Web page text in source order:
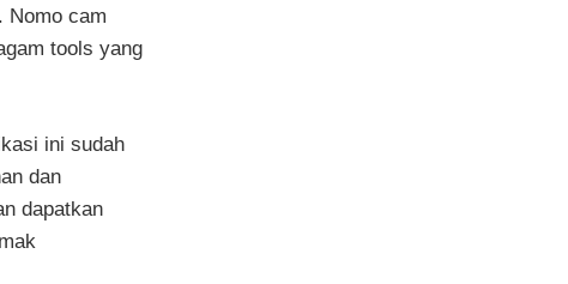
Nomo cam
tools yang
ini sudah
dan
dapatkan